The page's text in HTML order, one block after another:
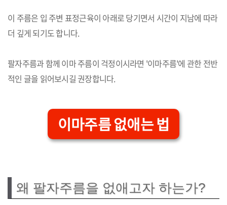
이 주름은 입 주변 표정근육이 아래로 당기면서 시간이 지남에 따라
더 깊게 되기도 합니다.
팔자주름과 함께 이마 주름이 걱정이시라면 '이마주름'에 관한 전반
적인 글을 읽어보시길 권장합니다.
이마주름 없애는 법
왜 팔자주름을 없애고자 하는가?